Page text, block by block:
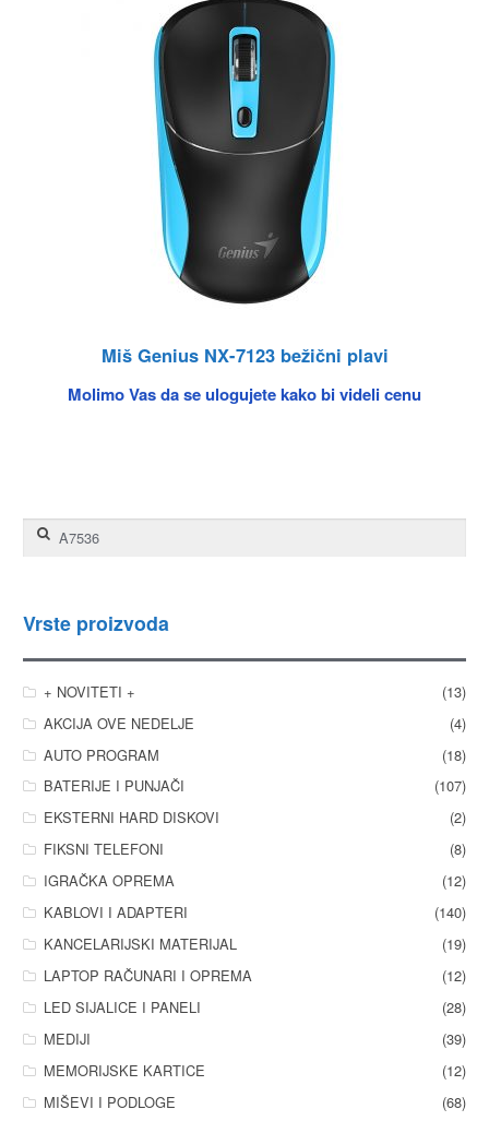
Miš Genius NX-7123 bežični plavi
Molimo Vas da se ulogujete kako bi videli cenu
Pretraga za:
Vrste proizvoda
+ NOVITETI +
(13)
AKCIJA OVE NEDELJE
(4)
AUTO PROGRAM
(18)
BATERIJE I PUNJAČI
(107)
EKSTERNI HARD DISKOVI
(2)
FIKSNI TELEFONI
(8)
IGRAČKA OPREMA
(12)
KABLOVI I ADAPTERI
(140)
KANCELARIJSKI MATERIJAL
(19)
LAPTOP RAČUNARI I OPREMA
(12)
LED SIJALICE I PANELI
(28)
MEDIJI
(39)
MEMORIJSKE KARTICE
(12)
MIŠEVI I PODLOGE
(68)